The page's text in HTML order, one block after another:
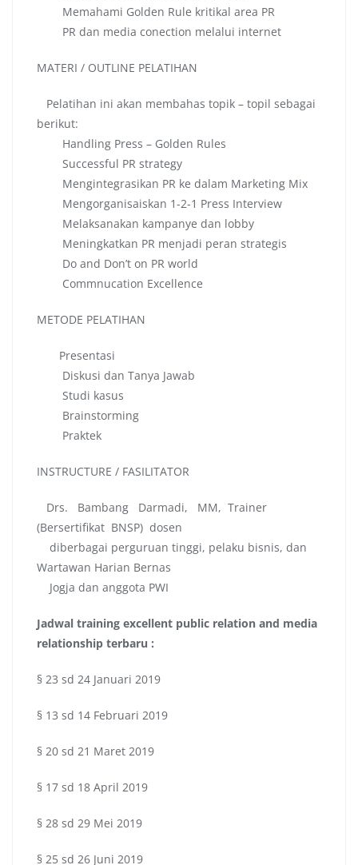
Memahami Golden Rule kritikal area PR
PR dan media conection melalui internet
MATERI / OUTLINE PELATIHAN
Pelatihan ini akan membahas topik – topil sebagai
berikut:
Handling Press – Golden Rules
Successful PR strategy
Mengintegrasikan PR ke dalam Marketing Mix
Mengorganisaiskan 1-2-1 Press Interview
Melaksanakan kampanye dan lobby
Meningkatkan PR menjadi peran strategis
Do and Don’t on PR world
Commnucation Excellence
METODE PELATIHAN
Presentasi
Diskusi dan Tanya Jawab
Studi kasus
Brainstorming
Praktek
INSTRUCTURE / FASILITATOR
Drs. Bambang Darmadi, MM, Trainer
(Bersertifikat BNSP) dosen
diberbagai perguruan tinggi, pelaku bisnis, dan
Wartawan Harian Bernas
Jogja dan anggota PWI
Jadwal training excellent public relation and media
relationship terbaru :
§ 23 sd 24 Januari 2019
§ 13 sd 14 Februari 2019
§ 20 sd 21 Maret 2019
§ 17 sd 18 April 2019
§ 28 sd 29 Mei 2019
§ 25 sd 26 Juni 2019